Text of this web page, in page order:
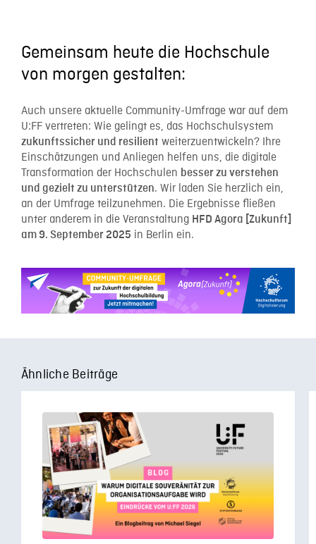
Gemeinsam heute die Hochschule
von morgen gestalten:
Auch unsere aktuelle Community-Umfrage war auf dem
U:FF vertreten: Wie gelingt es, das Hochschulsystem
zukunftssicher und resilient weiterzuentwickeln? Ihre
Einschätzungen und Anliegen helfen uns, die digitale
Transformation der Hochschulen besser zu verstehen
und gezielt zu unterstützen. Wir laden Sie herzlich ein,
an der Umfrage teilzunehmen. Die Ergebnisse fließen
unter anderem in die Veranstaltung HFD Agora [Zukunft]
am 9. September 2025 in Berlin ein.
Ähnliche Beiträge